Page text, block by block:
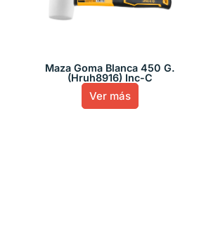
Maza Goma Blanca 450 G.
(Hruh8916) Inc-C
Ver más